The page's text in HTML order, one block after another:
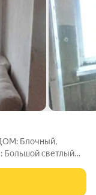
Блочный,
Большой светлый
В квартире никто